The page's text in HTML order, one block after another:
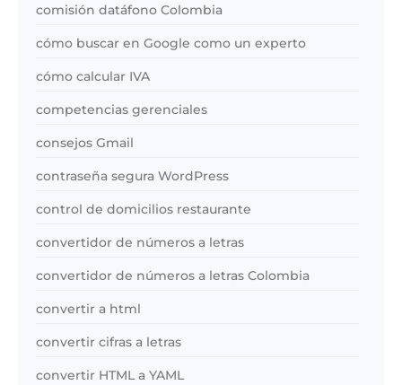
comisión datáfono Colombia
cómo buscar en Google como un experto
cómo calcular IVA
competencias gerenciales
consejos Gmail
contraseña segura WordPress
control de domicilios restaurante
convertidor de números a letras
convertidor de números a letras Colombia
convertir a html
convertir cifras a letras
convertir HTML a YAML